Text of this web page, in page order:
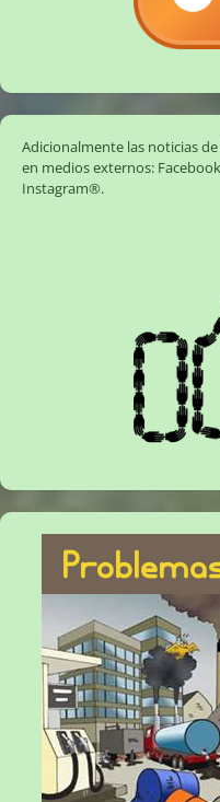
Adicionalmente las noticias
en medios externos:
Instagram®.